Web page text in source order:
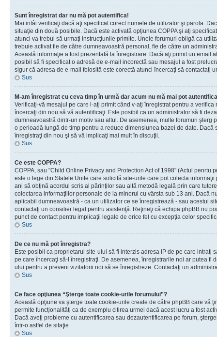
Sunt înregistrat dar nu mă pot autentifica!
Mai intâi verificaţi dacă aţi specificat corect numele de utilizator şi parola.
situaţie din două posibile. Dacă este activată opţiunea COPPA şi aţi
atunci va trebui să urmaţi instrucţiunile primite. Unele forumuri obligă ca
trebuie activat fie de către dumneavoastră personal, fie de către un
Această informaţie a fost prezentată la înregistrare. Dacă aţi primit un email
posibil să fi specificat o adresă de e-mail incorectă sau mesajul a fost
sigur că adresa de e-mail folosită este corectă atunci încercaţi să contactaţi
Sus
M-am înregistrat cu ceva timp în urmă dar acum nu mă mai pot
Verificaţi-vă mesajul pe care l-aţi primit când v-aţi înregistrat pentru a
încercaţi din nou să vă autentificaţi. Este posibil ca un administrator să fi
dumneavoastră dintr-un motiv sau altul. De asemenea, multe forumuri şterg
o perioadă lungă de timp pentru a reduce dimensiunea bazei de date. Dacă
înregistraţi din nou şi să vă implicaţi mai mult în discuţii.
Sus
Ce este COPPA?
COPPA, sau "Child Online Privacy and Protection Act of 1998" (Actul penrtu
este o lege din Statele Unite care solicită site-urile care pot colecta
ani să obţină acordul scris al părinţilor sau altă metodă legală prin care
colectarea informaţiilor personale de la minorul cu vârsta sub 13 ani. Dacă
aplicabil dumneavoastră - ca un utilizator ce se înregistrează - sau acestui
contactaţi un consilier legal pentru asistenţă. Reţineţi că echipa phpBB nu
punct de contact pentru implicaţii legale de orice fel cu excepţia celor
Sus
De ce nu mă pot înregistra?
Este posibil ca proprietarul site-ului să fi interzis adresa IP de pe care intraţi
pe care încercaţi să-l înregistraţi. De asemenea, înregistrarile noi ar putea fi
ului pentru a preveni vizitatorii noi să se înregistreze. Contactaţi un
Sus
Ce face opţiunea “Şterge toate cookie-urile forumului”?
Această opţiune va şterge toate cookie-urile create de către phpBB care vă
permite funcţionalităţi ca de exemplu citirea urmei dacă acest lucru a fost
Dacă aveţi probleme cu autentificarea sau dezautentificarea pe forum,
într-o astfel de sitaţie
Sus